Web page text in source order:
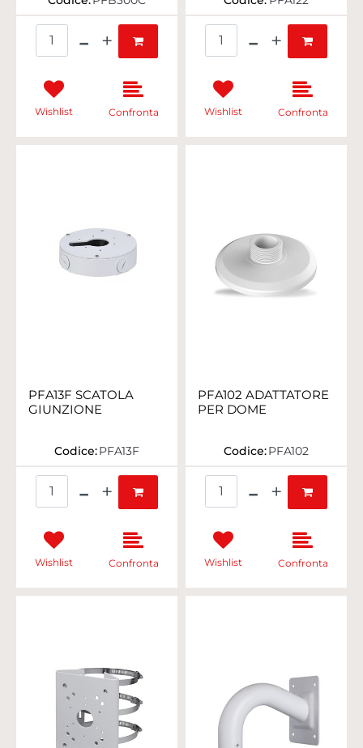
Wishlist Confronta Wishlist Confronta
PFA13F SCATOLA
GIUNZIONE
Codice:PFA13F
Wishlist Confronta
PFA102 ADATTATORE
PER DOME
Codice:PFA102
Wishlist Confronta